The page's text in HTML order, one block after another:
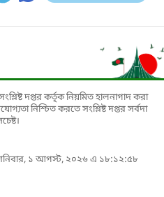
দপ্তর কর্তৃক নিয়মিত হালনাগাদ করা
নিশ্চিত করতে সংশ্লিষ্ট দপ্তর সর্বদা
শনিবার, ১ আগস্ট, ২০২৬ এ ১৮:১২:৫৮